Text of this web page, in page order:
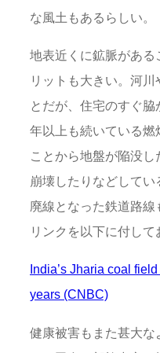
な風土もあるらしい。
地表近くに鉱脈がある
リットも大きい。河
とだが、住宅のすぐ
年以上も続いている燃
ことから地盤が陥没
崩壊したりなどして
廃線となった鉄道路
リンクを以下に付して
India’s Jharia coal
years (CNBC)
健康被害もまた甚大な